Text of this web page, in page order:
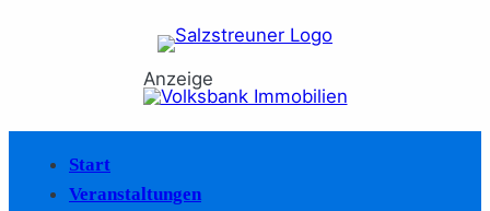
Anzeige
Start
Veranstaltungen